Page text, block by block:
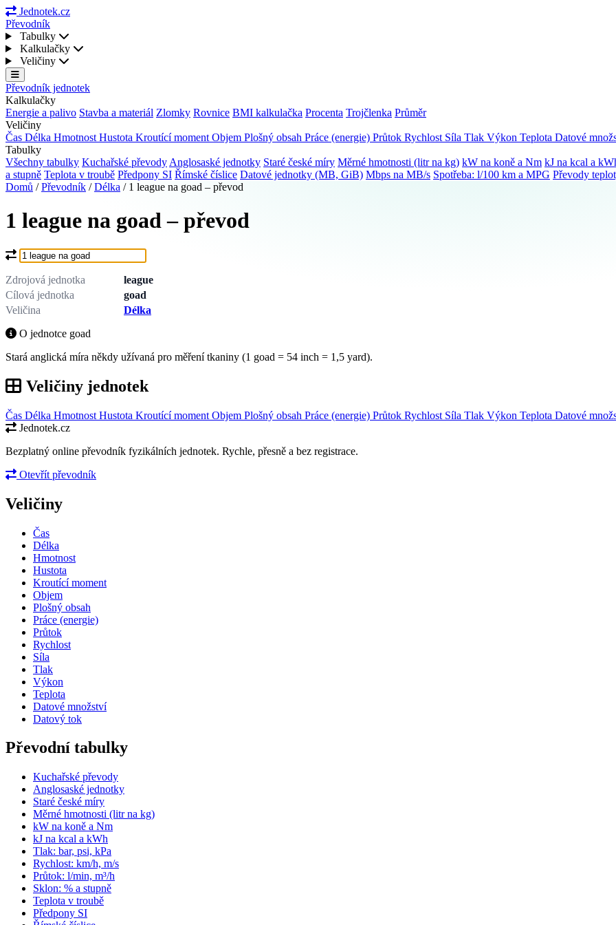
Jednotek.cz
Převodník
Tabulky
Kalkulačky
Veličiny
Převodník jednotek
Kalkulačky
Energie a palivo Stavba a materiál Zlomky Rovnice BMI kalkulačka Procenta Trojčlenka Průměr
Veličiny
Čas Délka Hmotnost Hustota Kroutící moment Objem Plošný obsah Práce (energie) Průtok Rychlost Síla Tlak Výkon Teplota Datové
Tabulky
Všechny tabulky Kuchařské převody Anglosaské jednotky Staré české míry Měrné hmotnosti (litr na kg) kW na koně a Nm kJ na kcal a
a stupně Teplota v troubě Předpony SI Římské číslice Datové jednotky (MB, GiB) Mbps na MB/s Spotřeba: l/100 km a MPG Převody
Domů / Převodník / Délka / 1 league na goad – převod
1 league na goad – převod
Co chcete převést?
Zdrojová jednotka
league
Cílová jednotka
goad
Veličina
Délka
O jednotce goad
Stará anglická míra někdy užívaná pro měření tkaniny (1 goad = 54 inch = 1,5 yard).
Veličiny jednotek
Čas Délka Hmotnost Hustota Kroutící moment Objem Plošný obsah Práce (energie) Průtok Rychlost Síla Tlak Výkon Teplota Datové
Jednotek.cz
Bezplatný online převodník fyzikálních jednotek. Rychle, přesně a bez registrace.
Otevřít převodník
Veličiny
Čas
Délka
Hmotnost
Hustota
Kroutící moment
Objem
Plošný obsah
Práce (energie)
Průtok
Rychlost
Síla
Tlak
Výkon
Teplota
Datové množství
Datový tok
Převodní tabulky
Kuchařské převody
Anglosaské jednotky
Staré české míry
Měrné hmotnosti (litr na kg)
kW na koně a Nm
kJ na kcal a kWh
Tlak: bar, psi, kPa
Rychlost: km/h, m/s
Průtok: l/min, m³/h
Sklon: % a stupně
Teplota v troubě
Předpony SI